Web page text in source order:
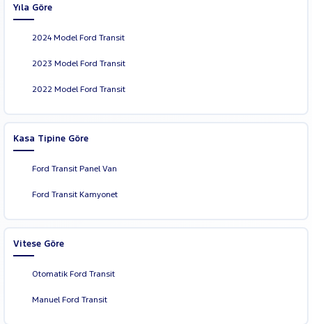
VOLVO
Yıla Göre
2024 Model Ford Transit
2023 Model Ford Transit
2022 Model Ford Transit
Kasa Tipine Göre
Ford Transit Panel Van
Ford Transit Kamyonet
Vitese Göre
Otomatik Ford Transit
Manuel Ford Transit